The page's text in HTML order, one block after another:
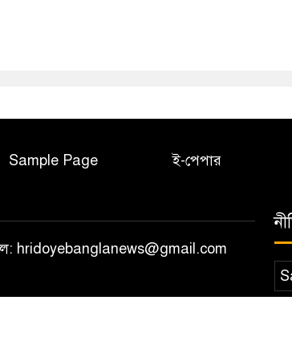
Sample Page ই-পেপার
hridoyebanglanews@gmail.com